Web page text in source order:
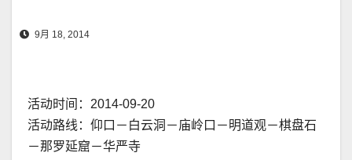
9月 18, 2014
活动时间：2014-09-20
活动路线：仰口－白云洞－庙岭口－明道观－棋盘石
－那罗延窟－华严寺